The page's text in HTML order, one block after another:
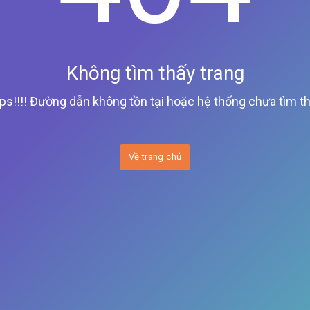
Không tìm thấy trang
Đường dẫn không tồn tại hoặc hệ thống chưa tìm
Về trang chủ